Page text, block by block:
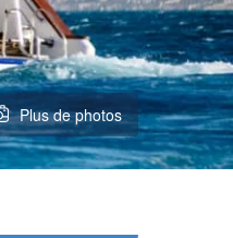
Plus de photos